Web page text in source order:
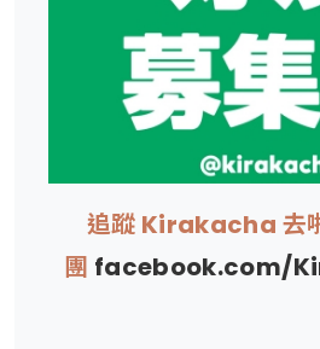
追蹤 Kirakacha 去
團 facebook.com/